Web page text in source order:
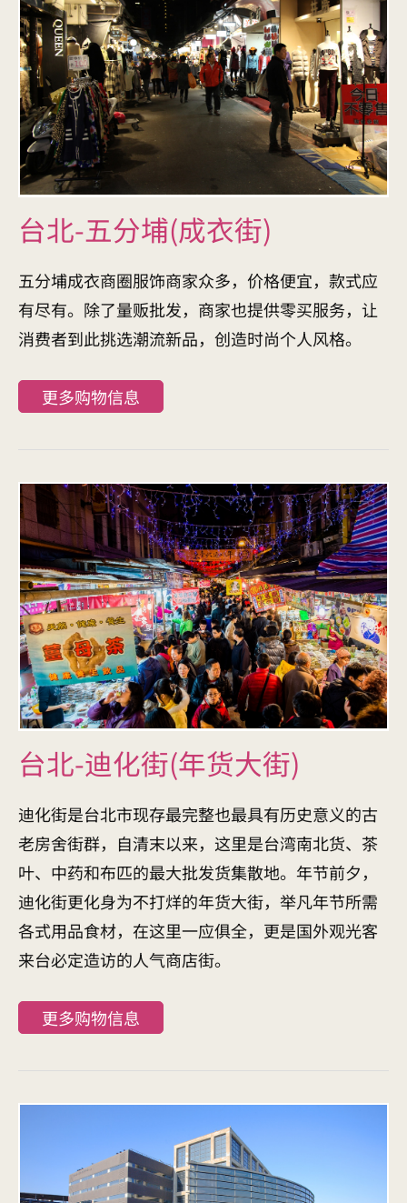
台北-五分埔(成衣街)
五分埔成衣商圈服饰商家众多，价格便宜，款式应
有尽有。除了量贩批发，商家也提供零买服务，让
消费者到此挑选潮流新品，创造时尚个人风格。
更多购物信息
台北-迪化街(年货大街)
迪化街是台北市现存最完整也最具有历史意义的古
老房舍街群，自清末以来，这里是台湾南北货、茶
叶、中药和布匹的最大批发货集散地。年节前夕，
迪化街更化身为不打烊的年货大街，举凡年节所需
各式用品食材，在这里一应俱全，更是国外观光客
来台必定造访的人气商店街。
更多购物信息